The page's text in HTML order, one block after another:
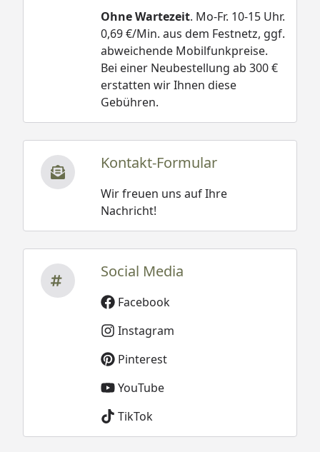
Ohne Wartezeit. Mo-Fr. 10-15 Uhr.
0,69 €/Min. aus dem Festnetz, ggf.
abweichende Mobilfunkpreise.
Bei einer Neubestellung ab 300 €
erstatten wir Ihnen diese
Gebühren.
Kontakt-Formular
Wir freuen uns auf Ihre
Nachricht!
Social Media
Facebook
Instagram
Pinterest
YouTube
TikTok